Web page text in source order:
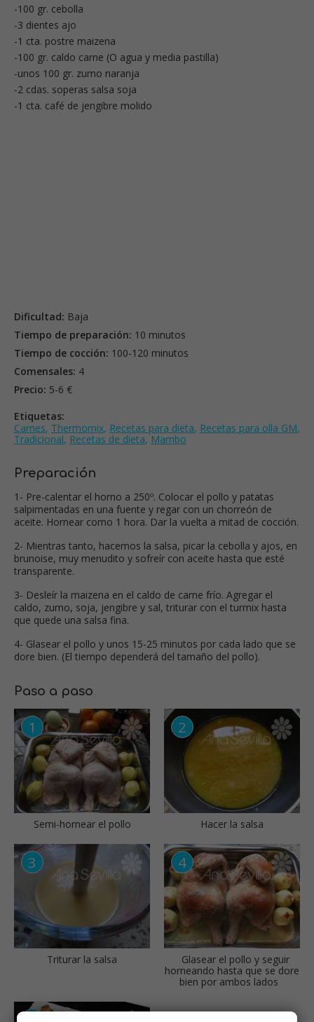
-100 gr. cebolla
-3 dientes ajo
-1 cta. postre maizena
-100 gr. caldo carne (O agua y media pastilla)
-unos 100 gr. zumo naranja
-2 cdas. soperas salsa soja
-1 cta. café de jengibre molido
Dificultad: Baja
Tiempo de preparación: 10 minutos
Tiempo de cocción: 100-120 minutos
Comensales: 4
Precio: 5-6 €
Etiquetas:
Carnes, Thermomix, Recetas para dieta, Recetas para olla GM,
Tradicional, Recetas de dieta,Mambo
Preparación
1- Pre-calentar el horno a 250º. Colocar el pollo y patatas
salpimentadas en una fuente y regar con un chorreón de
aceite. Hornear como 1 hora. Dar la vuelta a mitad de cocción.
2- Mientras tanto, hacemos la salsa, picar la cebolla y ajos, en
brunoise, muy menudito y sofreír con aceite hasta que esté
transparente.
3- Desleír la maizena en el caldo de carne frío. Agregar el
caldo, zumo, soja, jengibre y sal, triturar con el turmix hasta
que quede una salsa fina.
4- Glasear el pollo y unos 15-25 minutos por cada lado que se
dore bien. (El tiempo dependerá del tamaño del pollo).
Paso a paso
Semi-hornear el pollo Hacer la salsa
Triturar la salsa
Glasear el pollo y seguir
horneando hasta que se dore
bien por ambos lados